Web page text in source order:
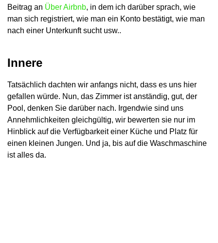
Beitrag an Über Airbnb, in dem ich darüber sprach, wie
man sich registriert, wie man ein Konto bestätigt, wie man
nach einer Unterkunft sucht usw..
Innere
Tatsächlich dachten wir anfangs nicht, dass es uns hier
gefallen würde. Nun, das Zimmer ist anständig, gut, der
Pool, denken Sie darüber nach. Irgendwie sind uns
Annehmlichkeiten gleichgültig, wir bewerten sie nur im
Hinblick auf die Verfügbarkeit einer Küche und Platz für
einen kleinen Jungen. Und ja, bis auf die Waschmaschine
ist alles da.